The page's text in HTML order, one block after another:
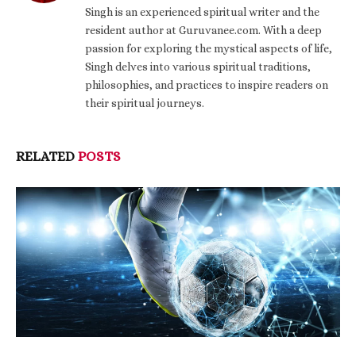
Singh is an experienced spiritual writer and the
resident author at Guruvanee.com. With a deep
passion for exploring the mystical aspects of life,
Singh delves into various spiritual traditions,
philosophies, and practices to inspire readers on
their spiritual journeys.
RELATED POSTS